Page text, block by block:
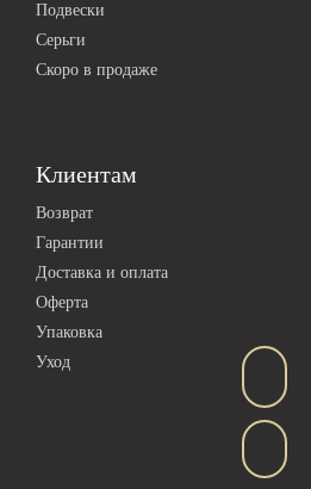
Клиентам
Возврат
Гарантии
Доставка и оплата
Оферта
Упаковка
Уход
Подвески
Серьги
Скоро в продаже